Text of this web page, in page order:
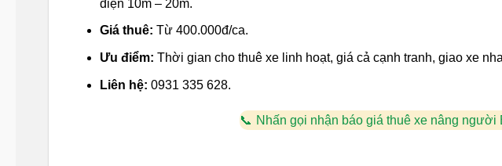
điện 10m – 20m.
Giá thuê: Từ 400.000đ/ca.
Ưu điểm: Thời gian cho thuê xe linh hoạt, giá cả cạnh tranh, giao xe
Liên hệ: 0931 335 628.
Nhấn gọi nhận báo giá thuê xe nâng người